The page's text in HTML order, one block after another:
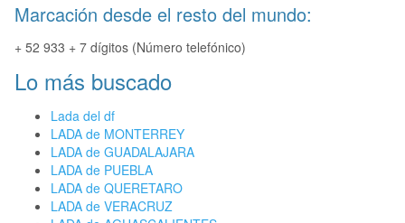
Marcación desde el resto del mundo:
+ 52 933 + 7 dígitos (Número telefónico)
Lo más buscado
Lada del df
LADA de MONTERREY
LADA de GUADALAJARA
LADA de PUEBLA
LADA de QUERETARO
LADA de VERACRUZ